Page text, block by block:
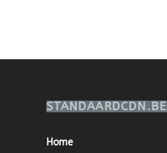
STANDAARDCDN.BE
Home